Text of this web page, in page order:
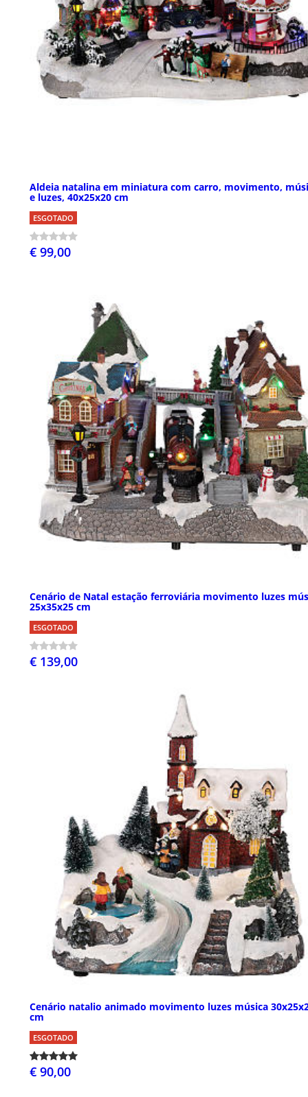
Aldeia natalina em miniatura com carro, movimento,
e luzes, 40x25x20 cm
ESGOTADO
€ 99,00
Cenário de Natal estação ferroviária movimento luzes
25x35x25 cm
ESGOTADO
€ 139,00
Cenário natalio animado movimento luzes música
cm
ESGOTADO
€ 90,00